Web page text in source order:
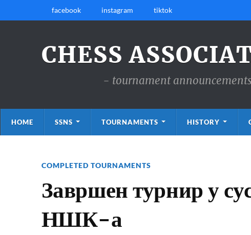
facebook instagram tiktok
CHESS
- tournament
HOME SSNS TOURNAMENTS HISTORY
COMPLETED TOURNAMENTS
Завршен турнир у
НШК-а